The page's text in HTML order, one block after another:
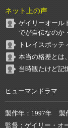
ネット上の声
ゲイリーオール
でが自伝なのか
トレイスポッ
本当の格差とは
当時観たけど記
ヒューマンドラマ
製作年 1997年 製
監督
ゲイリー・オ